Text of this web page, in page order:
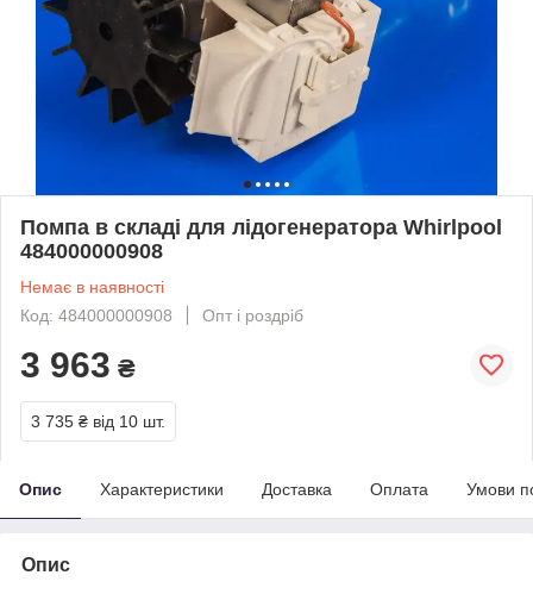
Помпа в складі для лідогенератора Whirlpool
484000000908
Немає в наявності
Код: 484000000908
Опт і роздріб
3 963 ₴
3 735 ₴ від 10 шт.
Опис Характеристики Доставка Оплата Умови
Опис